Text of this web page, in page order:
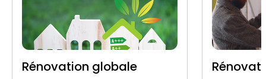
Rénovation globale